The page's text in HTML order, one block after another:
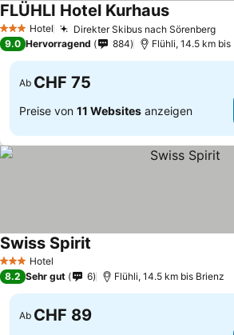
3 SterneHotel Direkter Skibus nach Sörenberg
FLÜHLI Hotel Kurhaus
9.0 Hervorragend 884 Flühli, 14.5 km bis
Ab CHF 75
Preise von 11 Websites anzeigen
3 SterneHotel
Swiss Spirit
8.2 Sehr gut 6 Flühli, 14.5 km bis Brienz
Ab CHF 89